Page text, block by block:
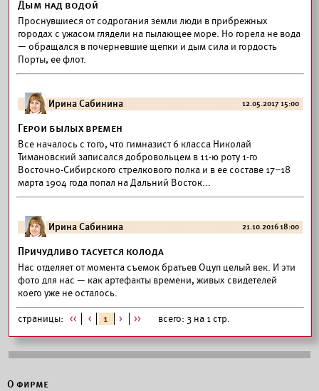
Дым над водой
Проснувшиеся от содрогания земли люди в прибрежных
городах с ужасом глядели на пылающее море. Но горела не вода
— обращался в почерневшие щепки и дым сила и гордость
Порты, ее флот.
Ирина Сабинина 12.05.2017 15:00
Герои былых времен
Все началось с того, что гимназист 6 класса Николай
Тимановский записался добровольцем в 11-ю роту 1-го
Восточно-Сибирского стрелкового полка и в ее составе 17–18
марта 1904 года попал на Дальний Восток...
Ирина Сабинина 21.10.2016 18:00
Причудливо тасуется колода
Нас отделяет от момента съемок братьев Оцуп целый век. И эти
фото для нас — как артефакты времени, живых свидетелей
коего уже не осталось.
страницы: << < 1 > >> всего: 3 на 1 стр.
О фирме